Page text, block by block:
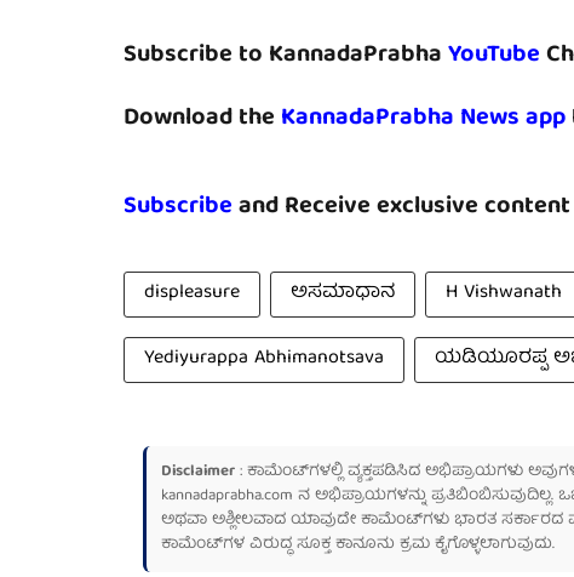
Subscribe to KannadaPrabhaYouTube
Download the KannadaPrabha News app
Subscribeand Receive exclusive
displeasure ಅಸಮಾಧಾನ H Vishwanath
Yediyurappa Abhimanotsava
ಯಡಿಯೂರಪ್ಪ
Disclaimer: ಕಾಮೆಂಟ್‌ಗಳಲ್ಲಿ ವ್ಯಕ್ತಪಡಿಸಿದ ಅಭಿಪ್ರಾಯಗಳು
kannadaprabha.com ನ ಅಭಿಪ್ರಾಯಗಳನ್ನು ಪ್ರತಿಬಿಂಬಿಸುವುದಿಲ್ಲ.
ಅಥವಾ ಅಶ್ಲೀಲವಾದ ಯಾವುದೇ ಕಾಮೆಂಟ್‌ಗಳು ಭಾರತ ಸರ್ಕಾರದ
ಕಾಮೆಂಟ್‌ಗಳ ವಿರುದ್ಧ ಸೂಕ್ತ ಕಾನೂನು ಕ್ರಮ ಕೈಗೊಳ್ಳಲಾಗುವುದು.